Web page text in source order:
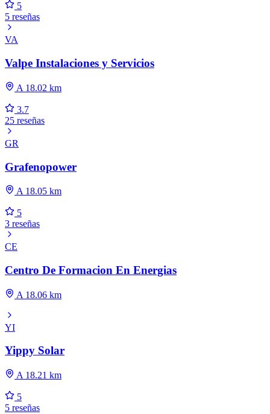
5
5 reseñas
VA
Valpe Instalaciones y Servicios
A 18.02 km
3.7
25 reseñas
GR
Grafenopower
A 18.05 km
5
3 reseñas
CE
Centro De Formacion En Energias
A 18.06 km
YI
Yippy Solar
A 18.21 km
5
5 reseñas